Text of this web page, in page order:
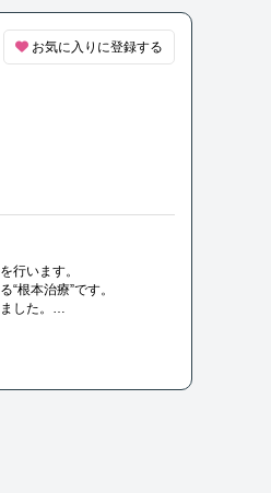
お気に入りに登録する
行います。
根本治療”です。
した。